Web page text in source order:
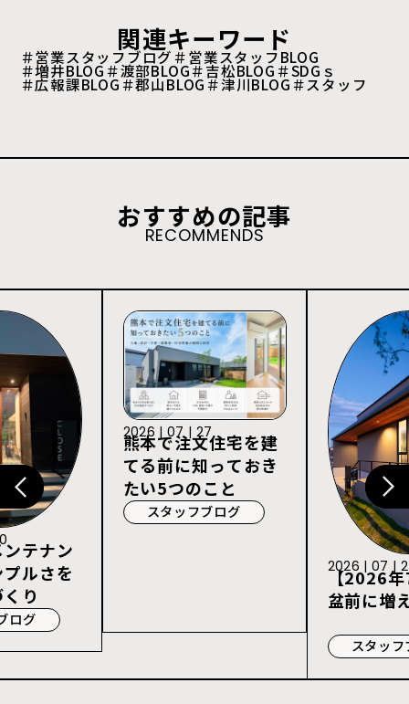
関連キーワード
＃営業スタッフブログ＃営業スタッフBLOG
＃増井BLOG＃渡部BLOG＃吉松BLOG＃SDGｓ
＃広報課BLOG＃郡山BLOG＃津川BLOG＃スタッフ
おすすめの記事
RECOMMENDS
テナン
ルさを
り
ログ
熊本で注文住宅を建
てる前に知っておき
たい5つのこと
スタッフブログ
2026 | 07 | 27
【2026
盆前に増
スタッ
2026 | 07 |